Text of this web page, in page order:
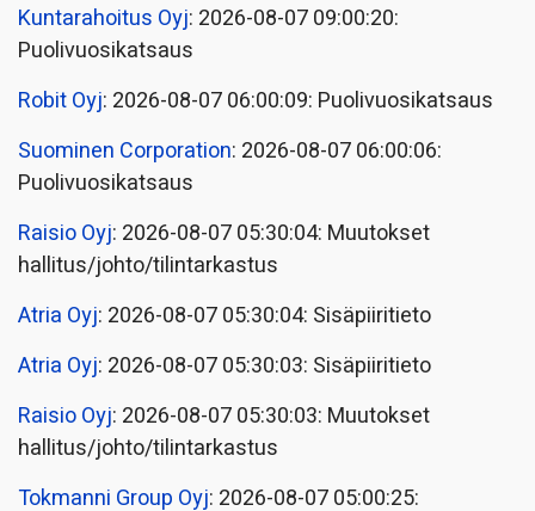
Kuntarahoitus Oyj: 2026-08-07 09:00:20:
Puolivuosikatsaus
Robit Oyj: 2026-08-07 06:00:09: Puolivuosikatsaus
Suominen Corporation: 2026-08-07 06:00:06:
Puolivuosikatsaus
Raisio Oyj: 2026-08-07 05:30:04: Muutokset
hallitus/johto/tilintarkastus
Atria Oyj: 2026-08-07 05:30:04: Sisäpiiritieto
Atria Oyj: 2026-08-07 05:30:03: Sisäpiiritieto
Raisio Oyj: 2026-08-07 05:30:03: Muutokset
hallitus/johto/tilintarkastus
Tokmanni Group Oyj: 2026-08-07 05:00:25: